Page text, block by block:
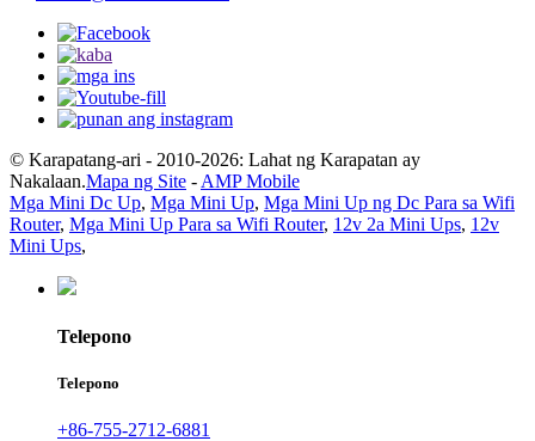
© Karapatang-ari - 2010-2026: Lahat ng Karapatan ay
Nakalaan.Mapa ng Site - AMP Mobile
Mga Mini Dc Up, Mga Mini Up, Mga Mini Up ng Dc Para sa Wifi
Router, Mga Mini Up Para sa Wifi Router, 12v 2a Mini Ups, 12v
Mini Ups,
Telepono
Telepono
+86-755-2712-6881